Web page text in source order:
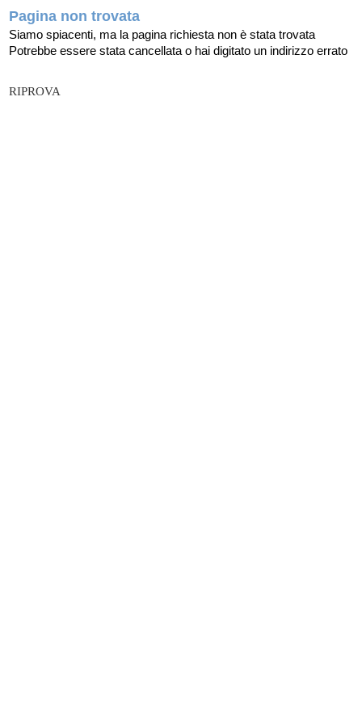
Pagina non trovata
Siamo spiacenti, ma la pagina richiesta non è stata trovata
Potrebbe essere stata cancellata o hai digitato un indirizzo errato
RIPROVA